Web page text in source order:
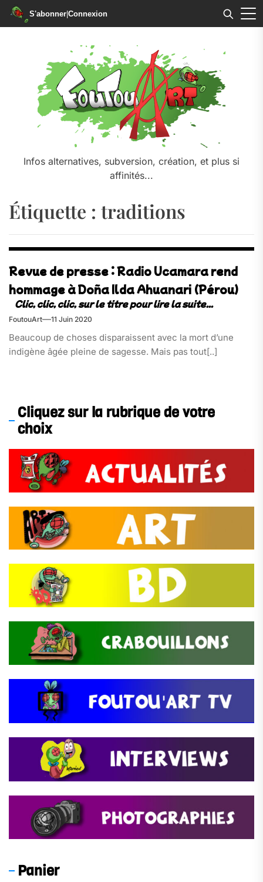
S'abonner|Connexion
Infos alternatives, subversion, création, et plus si
affinités...
Étiquette : traditions
Revue de presse : Radio Ucamara rend
hommage à Doña Ilda Ahuanari (Pérou)
FoutouArt 11 Juin 2020
Beaucoup de choses disparaissent avec la mort d’une
indigène âgée pleine de sagesse. Mais pas tout[..]
Cliquez sur la rubrique de votre
choix
Panier